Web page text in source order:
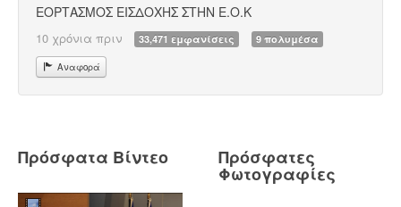
ΕΟΡΤΑΣΜΟΣ ΕΙΣΔΟΧΗΣ ΣΤΗΝ Ε.Ο.Κ
10 χρόνια πριν 33,471 εμφανίσεις 9 πολυμέσα
Αναφορά
Πρόσφατα Βίντεο Πρόσφατες
Φωτογραφίες